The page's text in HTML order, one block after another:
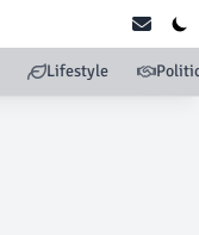
Lifestyle